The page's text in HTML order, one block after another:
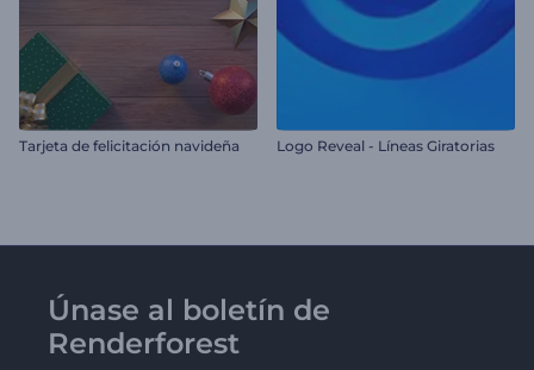
Tarjeta de felicitación navideña Logo Reveal - Líneas Giratorias
Únase al boletín de
Renderforest